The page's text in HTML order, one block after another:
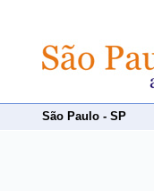
São Paulo - SP